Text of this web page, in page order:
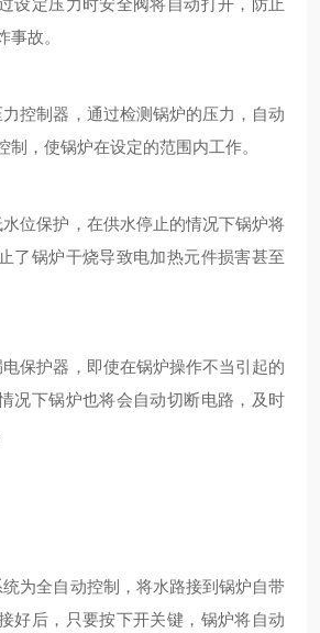
设定压力时安全阀将自动打开，防止
事故。
制器，通过检测锅炉的压力，自动
制，使锅炉在设定的范围内工作。
保护，在供水停止的情况下锅炉将
了锅炉干烧导致电加热元件损害甚至
护器，即使在锅炉操作不当引起的
况下锅炉也将会自动切断电路，及时
全自动控制，将水路接到锅炉自带
好后，只要按下开关键，锅炉将自动